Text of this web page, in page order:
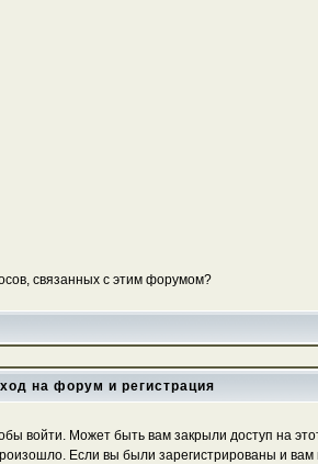
связанных с этим форумом?
на форум и регистрация
войти. Может быть вам закрыли доступ на
Если вы были зарегистрированы и